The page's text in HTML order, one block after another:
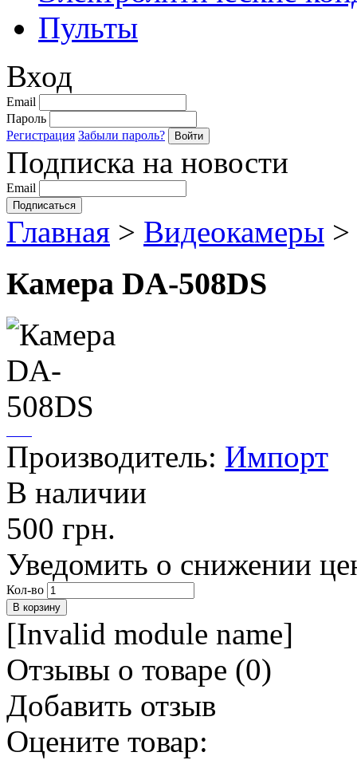
Пульты
Вход
Email
Пароль
Регистрация Забыли пароль?
Подписка на новости
Email
Главная > Видеокамеры >
Камера DA-508DS
Производитель: Импорт
В наличии
500 грн.
Уведомить о снижении
Кол-во
[Invalid module name]
Отзывы о товаре (0)
Добавить отзыв
Оцените товар: